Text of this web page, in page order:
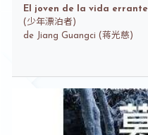
El joven de la vida errante
( 少年漂泊者)
de Jiang Guangci (蒋光慈)